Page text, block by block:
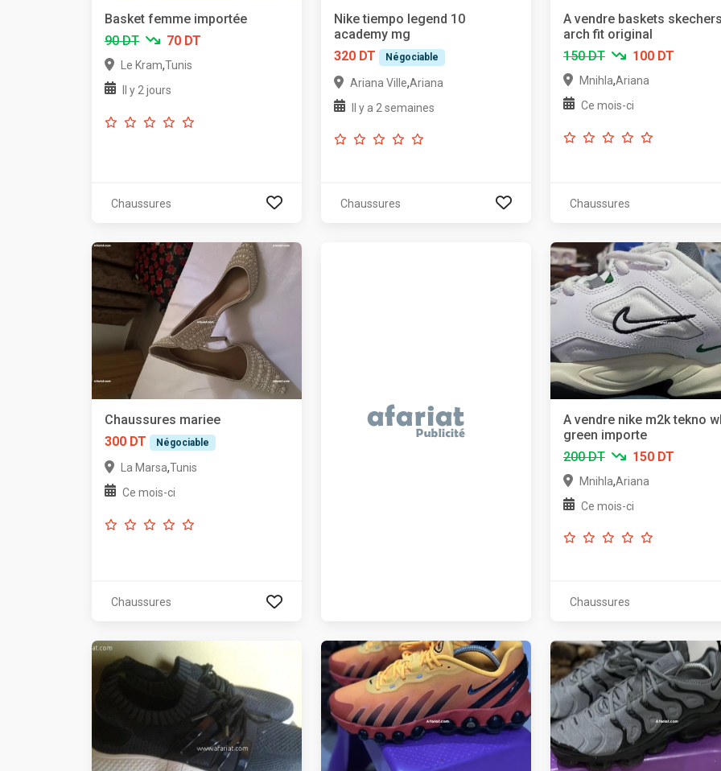
Basket femme importée
90 DT
70 DT
Le Kram,Tunis
Il y 2 jours
Chaussures
Nike tiempo legend 10
academy mg
320 DT
Négociable
Ariana Ville,Ariana
Il y a 2 semaines
Chaussures
A vendre baskets
arch fit original
150 DT
100 DT
Mnihla,Ariana
Ce mois-ci
Chaussures
Chaussures mariee
300 DT
Négociable
La Marsa,Tunis
Ce mois-ci
Chaussures
A vendre nike m2k tekno
green importe
200 DT
150 DT
Mnihla,Ariana
Ce mois-ci
Chaussures